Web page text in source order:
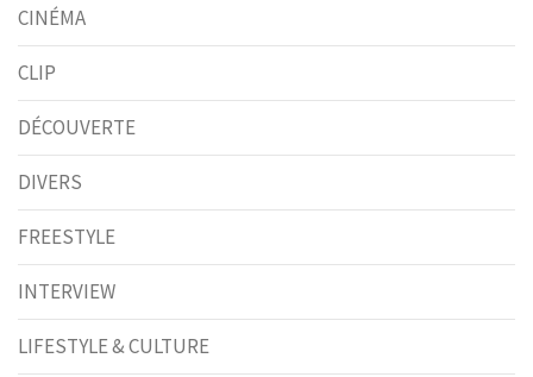
CINÉMA
CLIP
DÉCOUVERTE
DIVERS
FREESTYLE
INTERVIEW
LIFESTYLE & CULTURE